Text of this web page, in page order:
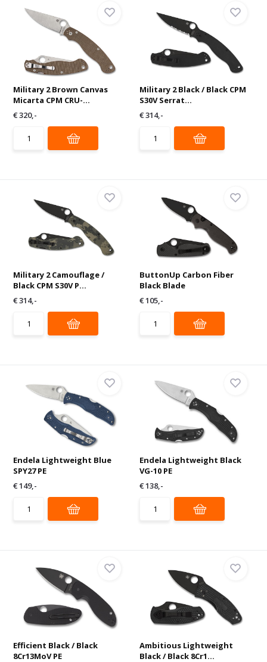
Military 2 Brown Canvas
Micarta CPM CRU-...
€ 320,-
Military 2 Black / Black CPM
S30V Serrat...
€ 314,-
Military 2 Camouflage /
Black CPM S30V P...
€ 314,-
ButtonUp Carbon Fiber
Black Blade
€ 105,-
Endela Lightweight Blue
SPY27 PE
€ 149,-
Endela Lightweight Black
VG-10 PE
€ 138,-
Efficient Black / Black
8Cr13MoV PE
Ambitious Lightweight
Black / Black 8Cr1...